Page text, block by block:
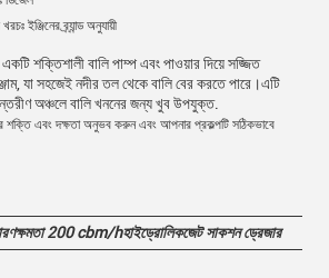
ইঞ্জিনের ব্র্যান্ড অনুযায়ী
শক্তিশালী বালি পাম্প এবং পাওয়ার দিয়ে সজ্জিত
যা সহজেই নদীর তল থেকে বালি বের করতে পারে।এটি
অঞ্চলে বালি খননের জন্য খুব উপযুক্ত.
এবং দক্ষতা অনুভব করুন এবং আপনার প্রকল্পটি সঠিকভাবে
200 cbm/hহাইড্রোলিকজেট সাকশন ড্রেজার